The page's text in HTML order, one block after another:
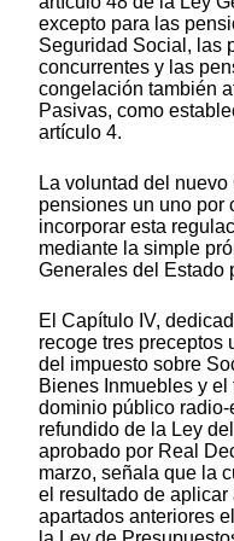
excepto para las
Seguridad Social, las
concurrentes y las
congelación también
Pasivas, como
artículo 4.
La voluntad del
pensiones un uno por
incorporar esta
mediante la simple
Generales del Estado
El Capítulo IV,
recoge tres preceptos
del impuesto sobre
Bienes Inmuebles y
dominio público
refundido de la Ley
aprobado por Real
marzo, señala que la
el resultado de
apartados anteriores